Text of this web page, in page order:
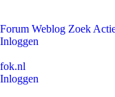
Forum Weblog Zoek
Inloggen
fok.nl
Inloggen